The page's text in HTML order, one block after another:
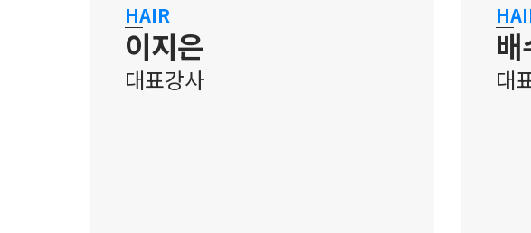
억대연봉 최연소 석사, 성공멘토강사
HAIR
이지은
대표강사
배
대